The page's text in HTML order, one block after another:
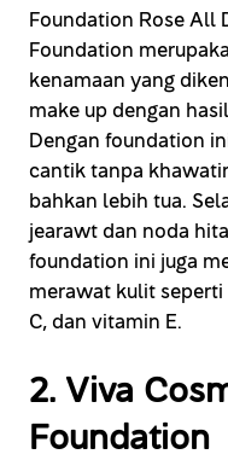
Foundation Rose All
Foundation
kenamaan yang
make up dengan
Dengan foundation
cantik tanpa
bahkan lebih tua.
jearawt dan noda
foundation ini juga
merawat kulit
C, dan vitamin E.
2. Viva
Foundation